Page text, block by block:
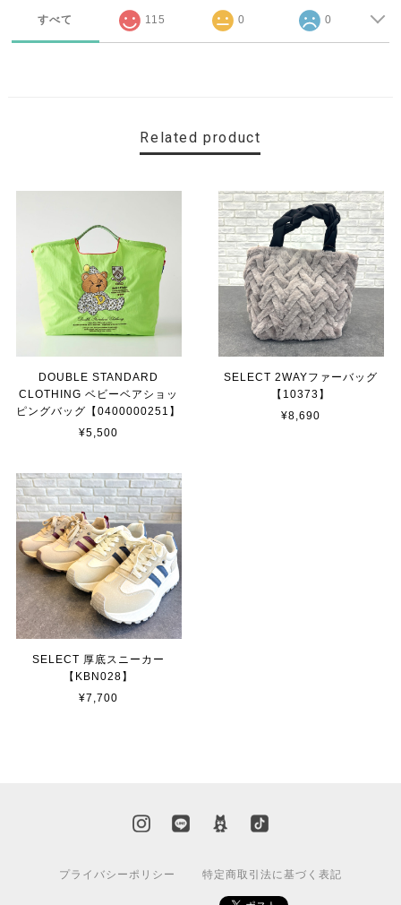
すべて 115 0 0
Related product
DOUBLE STANDARD
CLOTHING ベビーベアショッ
ピングバッグ【0400000251】
¥5,500
SELECT 2WAYファーバッグ
【10373】
¥8,690
SELECT 厚底スニーカー
【KBN028】
¥7,700
プライバシーポリシー 特定商取引法に基づく表記